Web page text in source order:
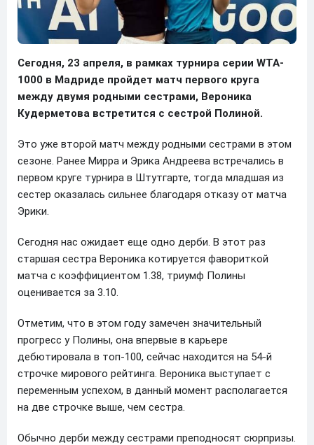
Сегодня, 23 апреля, в рамках турнира серии WTA-
1000 в Мадриде пройдет матч первого круга
между двумя родными сестрами, Вероника
Кудерметова встретится с сестрой Полиной.
Это уже второй матч между родными сестрами в этом
сезоне. Ранее Мирра и Эрика Андреева встречались в
первом круге турнира в Штутгарте, тогда младшая из
сестер оказалась сильнее благодаря отказу от матча
Эрики.
Сегодня нас ожидает еще одно дерби. В этот раз
старшая сестра Вероника котируется фавориткой
матча с коэффициентом 1.38, триумф Полины
оценивается за 3.10.
Отметим, что в этом году замечен значительный
прогресс у Полины, она впервые в карьере
дебютировала в топ-100, сейчас находится на 54-й
строчке мирового рейтинга. Вероника выступает с
переменным успехом, в данный момент располагается
на две строчке выше, чем сестра.
Обычно дерби между сестрами преподносят сюрпризы.